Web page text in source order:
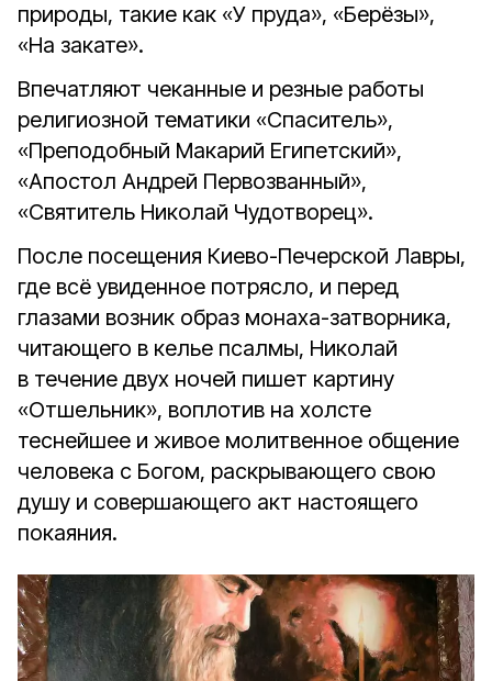
природы, такие как «У пруда», «Берёзы»,
«На закате».
Впечатляют чеканные и резные работы
религиозной тематики «Спаситель»,
«Преподобный Макарий Египетский»,
«Апостол Андрей Первозванный»,
«Святитель Николай Чудотворец».
После посещения Киево-Печерской Лавры,
где всё увиденное потрясло, и перед
глазами возник образ монаха-затворника,
читающего в келье псалмы, Николай
в течение двух ночей пишет картину
«Отшельник», воплотив на холсте
теснейшее и живое молитвенное общение
человека с Богом, раскрывающего свою
душу и совершающего акт настоящего
покаяния.